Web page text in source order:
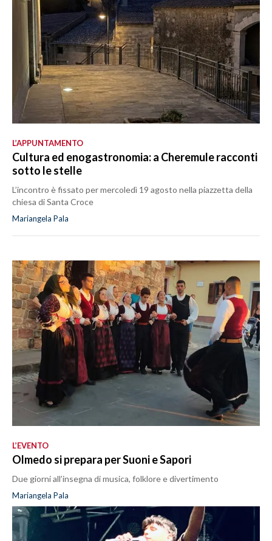
L’APPUNTAMENTO
Cultura ed enogastronomia: a Cheremule racconti
sotto le stelle
L’incontro è fissato per mercoledì 19 agosto nella piazzetta della
chiesa di Santa Croce
Mariangela Pala
L’EVENTO
Olmedo si prepara per Suoni e Sapori
Due giorni all’insegna di musica, folklore e divertimento
Mariangela Pala